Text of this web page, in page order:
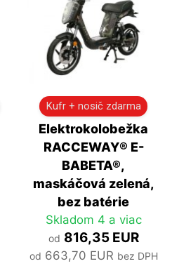
Kufr + nosič zdarma
Elektrokolobežka
RACCEWAY® E-
BABETA®,
maskáčová zelená,
bez batérie
Skladom 4 a viac
od 816,35 EUR
od 663,70 EUR bez DPH